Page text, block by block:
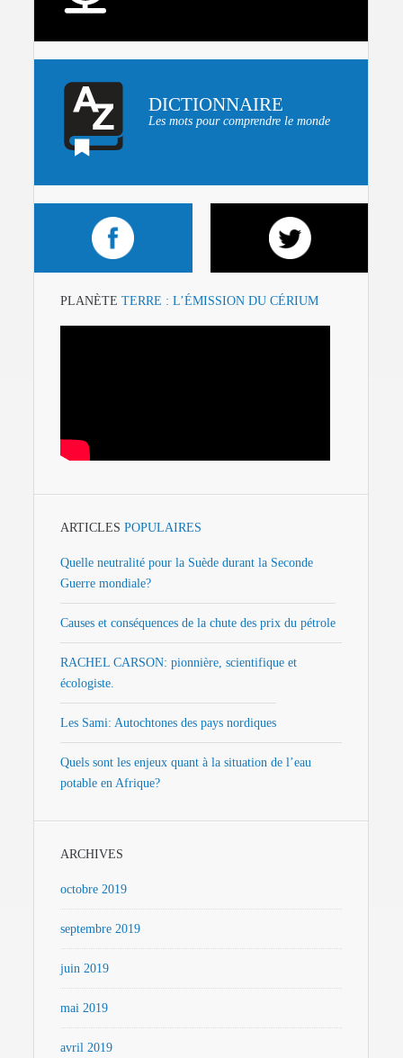
DICTIONNAIRE
Les mots pour comprendre le monde
PLANÈTE TERRE : L’ÉMISSION DU CÉRIUM
ARTICLES POPULAIRES
Quelle neutralité pour la Suède durant la Seconde
Guerre mondiale?
Causes et conséquences de la chute des prix du pétrole
RACHEL CARSON: pionnière, scientifique et
écologiste.
Les Sami: Autochtones des pays nordiques
Quels sont les enjeux quant à la situation de l’eau
potable en Afrique?
ARCHIVES
octobre 2019
septembre 2019
juin 2019
mai 2019
avril 2019